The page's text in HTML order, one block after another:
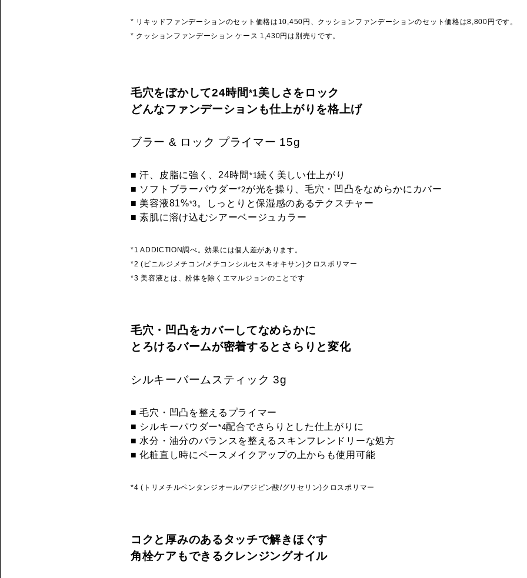
* リキッドファンデーションのセット価格は10,450円、クッションファンデーションのセット価格は8,800円です。
* クッションファンデーション ケース 1,430円は別売りです。
毛穴をぼかして24時間*1美しさをロック
どんなファンデーションも仕上がりを格上げ
ブラー & ロック プライマー 15g
■ 汗、皮脂に強く、24時間 *1続く美しい仕上がり
■ ソフトブラーパウダー*2が光を操り、毛穴・凹凸をなめらかにカバー
■ 美容液81%*3 。しっとりと保湿感のあるテクスチャー
■ 素肌に溶け込むシアーベージュカラー
*1 ADDICTION調べ。効果には個人差があります。
*2 (ビニルジメチコン/メチコンシルセスキオキサン)クロスポリマー
*3 美容液とは、粉体を除くエマルジョンのことです
毛穴・凹凸をカバーしてなめらかに
とろけるバームが密着するとさらりと変化
シルキーバームスティック 3g
■ 毛穴・凹凸を整えるプライマー
■ シルキーパウダー*4配合でさらりとした仕上がりに
■ 水分・油分のバランスを整えるスキンフレンドリーな処方
■ 化粧直し時にベースメイクアップの上からも使用可能
*4 (トリメチルペンタンジオール/アジピン酸/グリセリン)クロスポリマー
コクと厚みのあるタッチで解きほぐす
角栓ケアもできるクレンジングオイル